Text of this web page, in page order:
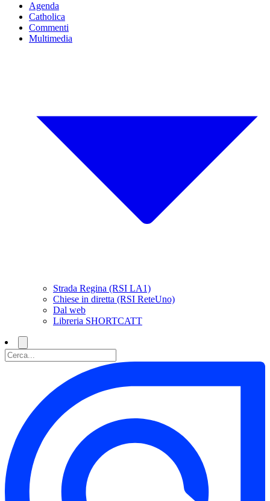
Agenda
Catholica
Commenti
Multimedia
Strada Regina (RSI LA1)
Chiese in diretta (RSI ReteUno)
Dal web
Libreria SHORTCATT